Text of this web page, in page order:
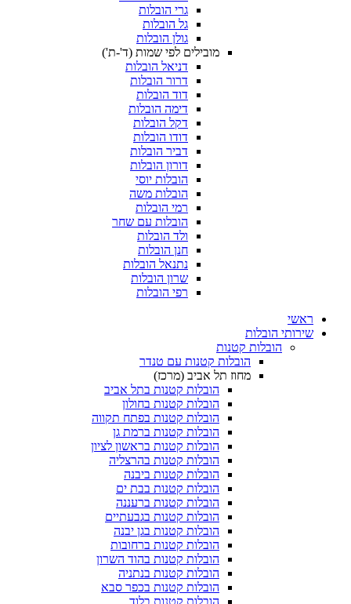
גרי הובלות
גל הובלות
גולן הובלות
מובילים לפי שמות (ד'-ת')
דניאל הובלות
דרור הובלות
דוד הובלות
דימה הובלות
דקל הובלות
דודו הובלות
דביר הובלות
דורון הובלות
הובלות יוסי
הובלות משה
רמי הובלות
הובלות עם שחר
ולד הובלות
חנן הובלות
נתנאל הובלות
שרון הובלות
רפי הובלות
ראשי
שירותי הובלות
הובלות קטנות
הובלות קטנות עם טנדר
מחוז תל אביב (מרכז)
הובלות קטנות בתל אביב
הובלות קטנות בחולון​
הובלות קטנות בפתח תקווה
הובלות קטנות ברמת גן
הובלות קטנות בראשון לציון
הובלות קטנות בהרצליה
הובלות קטנות ביבנה
הובלות קטנות בבת ים
הובלות קטנות ברעננה
הובלות קטנות בגבעתיים
הובלות קטנות בגן יבנה
הובלות קטנות ברחובות
הובלות קטנות בהוד השרון
הובלות קטנות בנתניה
הובלות קטנות בכפר סבא
הובלות קטנות בלוד